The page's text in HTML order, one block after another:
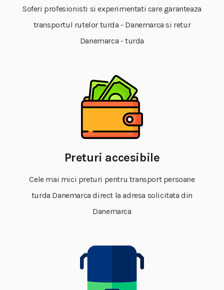
Soferi profesionisti si experimentati care garanteaza
transportul rutelor turda - Danemarca si retur
Danemarca - turda
Preturi accesibile
Cele mai mici preturi pentru transport persoane
turda Danemarca direct la adresa solicitata din
Danemarca